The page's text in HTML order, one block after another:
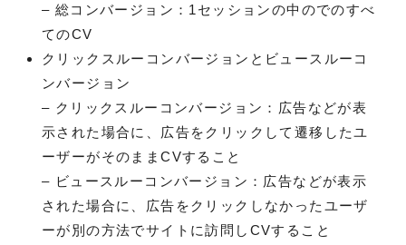
– 総コンバージョン：1セッションの中のでのすべ
てのCV
クリックスルーコンバージョンとビュースルーコ
ンバージョン
– クリックスルーコンバージョン：広告などが表
示された場合に、広告をクリックして遷移したユ
ーザーがそのままCVすること
– ビュースルーコンバージョン：広告などが表示
された場合に、広告をクリックしなかったユーザ
ーが別の方法でサイトに訪問しCVすること